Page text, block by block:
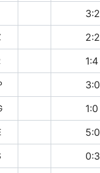
3:2
2:2
1:4
3:0
1:0
5:0
0:3